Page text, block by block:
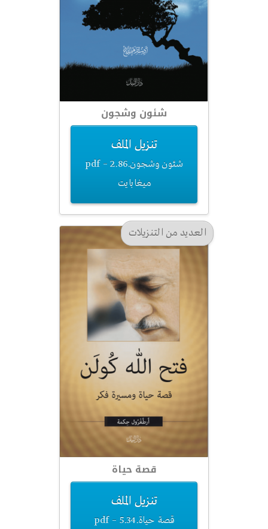
شئون وشجون
تنزيل الملف
شئون وشجون.pdf – 2.86
ميغابايت
العديد من التنزيلات
قصة حياة
تنزيل الملف
قصة حياة.pdf – 5.34